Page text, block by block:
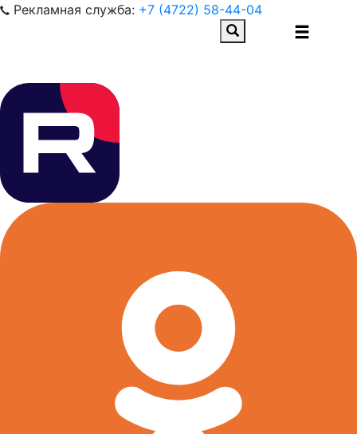
Рекламная служба: +7 (4722) 58-44-04